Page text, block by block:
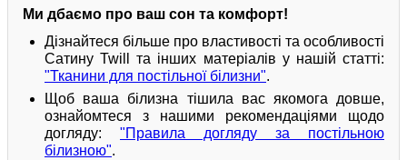
Ми дбаємо про ваш сон та комфорт!
Дізнайтеся більше про властивості та особливості
Сатину Twill та інших матеріалів у нашій статті:
"Тканини для постільної білизни".
Щоб ваша білизна тішила вас якомога довше,
ознайомтеся з нашими рекомендаціями щодо
догляду: "Правила догляду за постільною
білизною".